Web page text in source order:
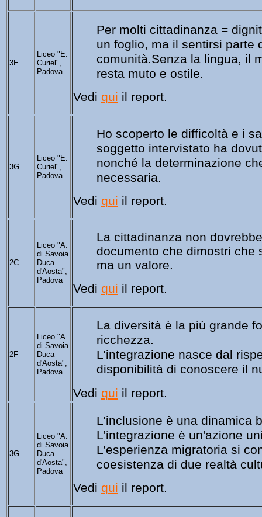
3E
Liceo "E.
Curiel",
Padova
Per molti cittadinanza =
un foglio, ma il sentirsi parte
comunità.Senza la lingua, il
resta muto e ostile.
Vedi qui il report.
3G
Liceo "E.
Curiel",
Padova
Ho scoperto le difficoltà e i
soggetto intervistato ha
nonché la determinazione
necessaria.
Vedi qui il report.
2C
Liceo "A.
di Savoia
Duca
d'Aosta",
Padova
La cittadinanza non
documento che dimostri che
ma un valore.
Vedi qui il report.
2F
Liceo "A.
di Savoia
Duca
d'Aosta",
Padova
La diversità è la più grande
ricchezza.
L’integrazione nasce dal
disponibilità di conoscere il
Vedi qui il report.
3G
Liceo "A.
di Savoia
Duca
d'Aosta",
Padova
L’inclusione è una dinamica
L’integrazione è un'azione
L’esperienza migratoria si
coesistenza di due realtà
Vedi qui il report.